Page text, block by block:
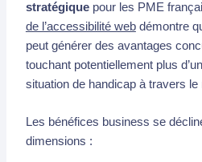
stratégiquepour les PME
de l’accessibilité webdémontre
peut générer des avantages
touchant potentiellement plus
situation de handicap à travers le
Les bénéfices business se
dimensions :